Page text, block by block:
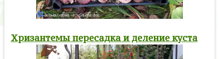
Хризантемы пересадка и деление куста